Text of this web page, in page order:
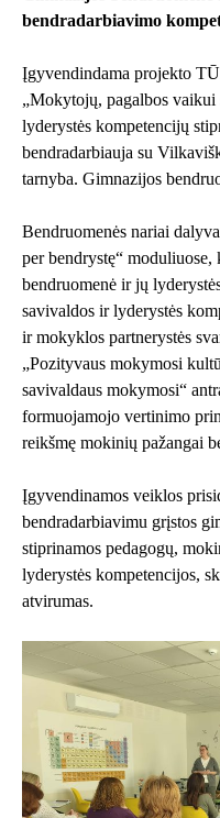
bendradarbiavimo
Įgyvendindama projekto
„Mokytojų, pagalbos
lyderystės kompetencijų
bendradarbiauja su
tarnyba. Gimnazijos
Bendruomenės nariai
per bendrystę“
bendruomenė ir jų
savivaldos ir lyderystės
ir mokyklos partnerystės
„Pozityvaus mokymosi
savivaldaus mokymosi“
formuojamojo vertinimo
reikšmę mokinių pažangai
Įgyvendinamos veiklos
bendradarbiavimu grįstos
stiprinamos pedagogų,
lyderystės kompetencijos,
atvirumas.